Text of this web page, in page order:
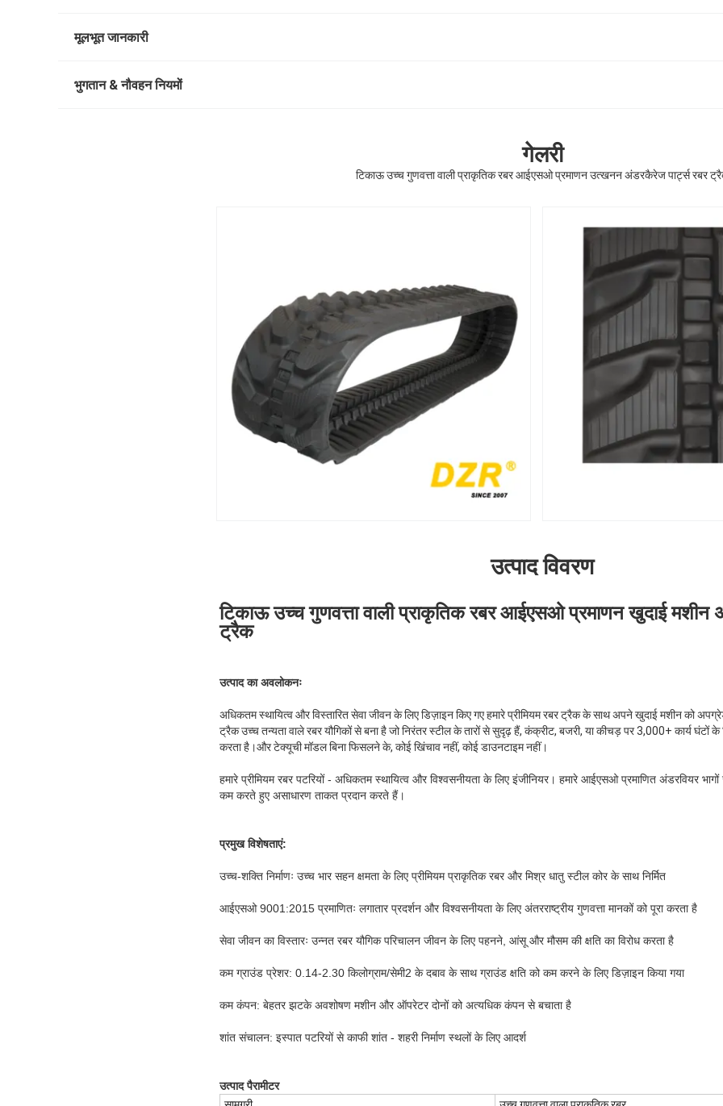
मूलभूत जानकारी
भुगतान & नौवहन नियमों
गेलरी
टिकाऊ उच्च गुणवत्ता वाली प्राकृतिक रबर आईएसओ प्रमाणन उत्खनन अंडरकैरेज पार्ट्स रबर
उत्पाद विवरण
टिकाऊ उच्च गुणवत्ता वाली प्राकृतिक रबर आईएसओ प्रमाणन खुदाई मशीन
ट्रैक
उत्पाद का अवलोकनः
अधिकतम स्थायित्व और विस्तारित सेवा जीवन के लिए डिज़ाइन किए गए हमारे प्रीमियम रबर ट्रैक के साथ अपने खुदाई मशीन को
ट्रैक उच्च तन्यता वाले रबर यौगिकों से बना है जो निरंतर स्टील के तारों से सुदृढ़ हैं, कंक्रीट, बजरी, या कीचड़ पर 3,000+ कार्य घंटों के
करता है।और टेक्यूची मॉडल बिना फिसलने के, कोई खिंचाव नहीं, कोई डाउनटाइम नहीं।
हमारे प्रीमियम रबर पटरियों - अधिकतम स्थायित्व और विश्वसनीयता के लिए इंजीनियर। हमारे आईएसओ प्रमाणित अंडरवियर
कम करते हुए असाधारण ताकत प्रदान करते हैं।
प्रमुख विशेषताएं:
उच्च-शक्ति निर्माणः उच्च भार सहन क्षमता के लिए प्रीमियम प्राकृतिक रबर और मिश्र धातु स्टील कोर के साथ निर्मित
आईएसओ 9001:2015 प्रमाणितः लगातार प्रदर्शन और विश्वसनीयता के लिए अंतरराष्ट्रीय गुणवत्ता मानकों को पूरा करता है
सेवा जीवन का विस्तारः उन्नत रबर यौगिक परिचालन जीवन के लिए पहनने, आंसू और मौसम की क्षति का विरोध करता है
कम ग्राउंड प्रेशर: 0.14-2.30 किलोग्राम/सेमी2 के दबाव के साथ ग्राउंड क्षति को कम करने के लिए डिज़ाइन किया गया
कम कंपन: बेहतर झटके अवशोषण मशीन और ऑपरेटर दोनों को अत्यधिक कंपन से बचाता है
शांत संचालन: इस्पात पटरियों से काफी शांत - शहरी निर्माण स्थलों के लिए आदर्श
उत्पाद पैरामीटर